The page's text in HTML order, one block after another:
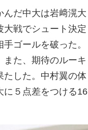
んだ中大は岩﨑滉大
大戦でシュート決定
ゴールを破った。
また、期待のルーキ
たした。中村翼の体
に５点差をつける16